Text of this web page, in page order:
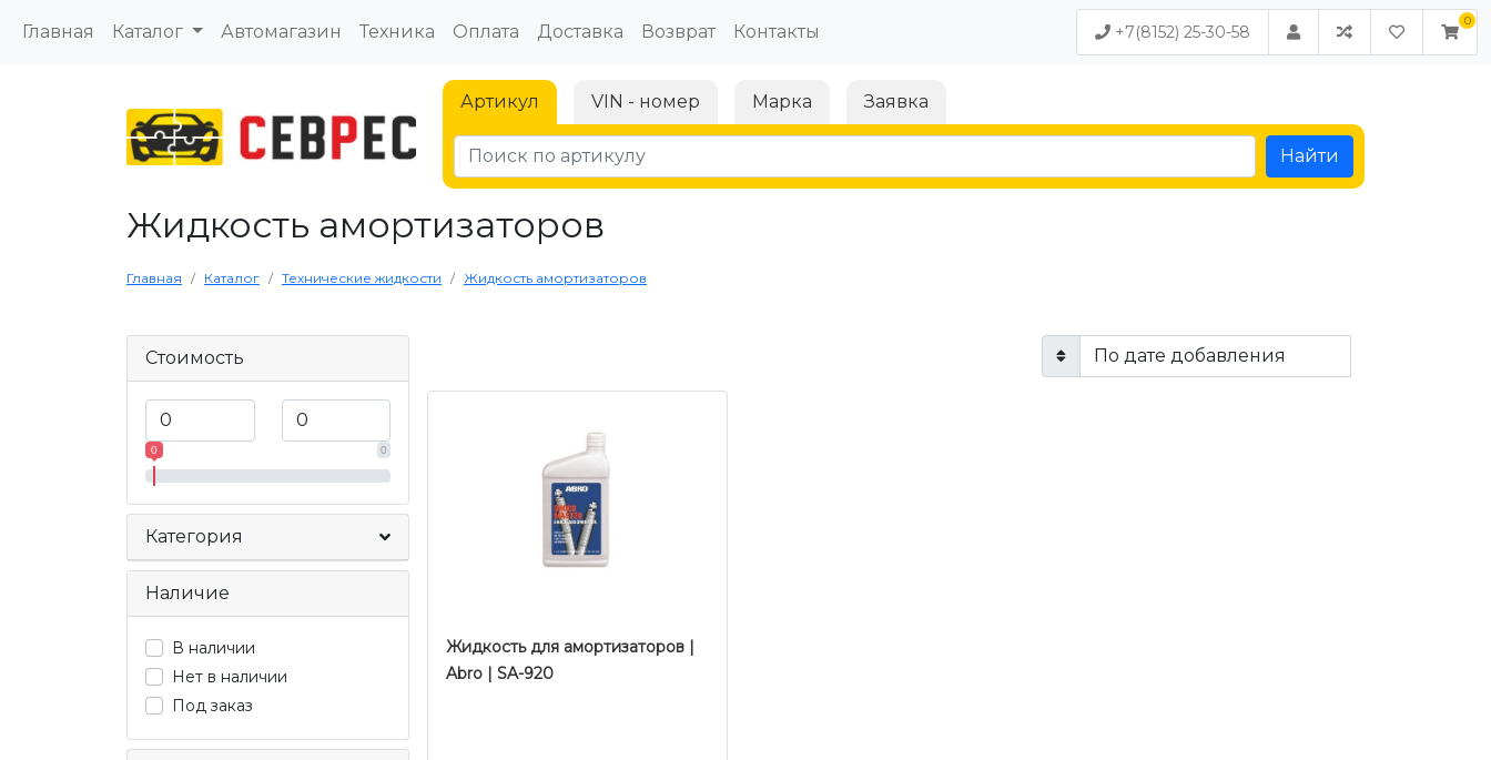
Главная Каталог Автомагазин Техника Оплата Доставка Возврат Контакты +7(8152) 25-30-58
Артикул VIN - номер Марка Заявка
Найти
Жидкость амортизаторов
Главная Каталог Технические жидкости Жидкость амортизаторов
Стоимость
0
0
Наличие
В наличии
Нет в наличии
Под заказ
Категория
Жидкость для амортизаторов |
Abro | SA-920